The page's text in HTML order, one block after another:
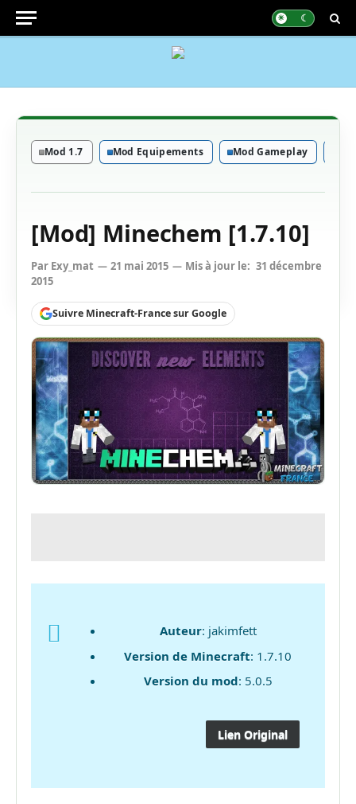
Mod 1.7 Mod Equipements Mod Gameplay
[Mod] Minechem [1.7.10]
Par Exy_mat 21 mai 2015 Mis à jour le: 31 décembre
2015
Suivre Minecraft-France sur Google
Auteur: jakimfett
Version de Minecraft: 1.7.10
Version du mod: 5.0.5
Lien Original